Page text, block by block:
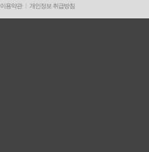
이용약관 개인정보 취급방침